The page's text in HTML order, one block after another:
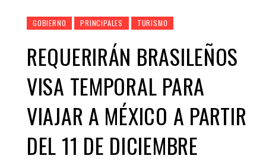
GOBIERNO PRINCIPALES TURISMO
REQUERIRÁN BRASILEÑOS
VISA TEMPORAL PARA
VIAJAR A MÉXICO A PARTIR
DEL 11 DE DICIEMBRE